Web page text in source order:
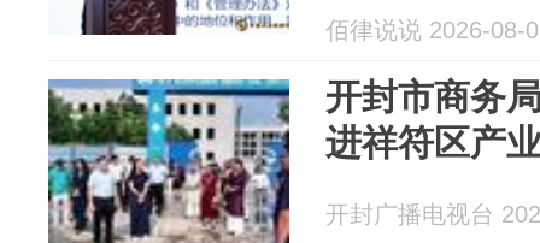
市"烂尾"生
佰律说说 2026-08-
开封市商务
进祥符区产
开封广播电视台